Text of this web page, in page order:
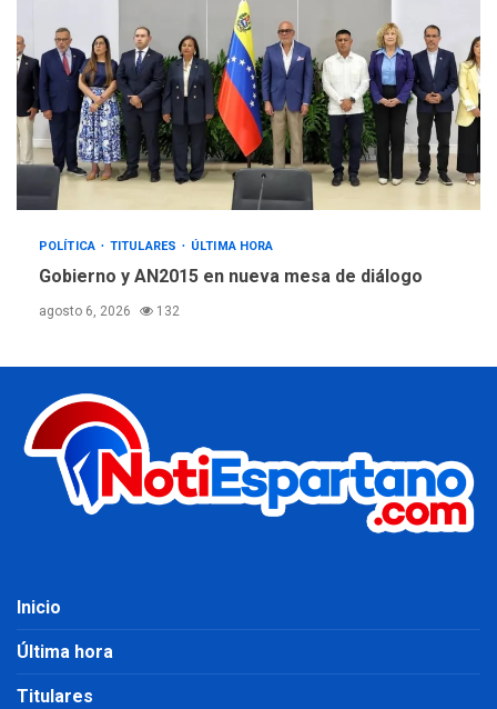
POLÍTICA TITULARES ÚLTIMA HORA
Gobierno y AN2015 en nueva mesa de diálogo
agosto 6, 2026 132
Inicio
Última hora
Titulares